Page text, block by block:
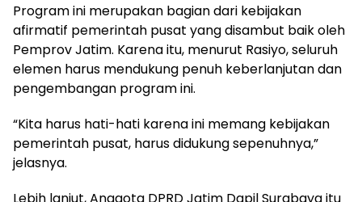
Program ini merupakan bagian dari kebijakan
afirmatif pemerintah pusat yang disambut baik oleh
Pemprov Jatim. Karena itu, menurut Rasiyo, seluruh
elemen harus mendukung penuh keberlanjutan dan
pengembangan program ini.
“Kita harus hati-hati karena ini memang kebijakan
pemerintah pusat, harus didukung sepenuhnya,”
jelasnya.